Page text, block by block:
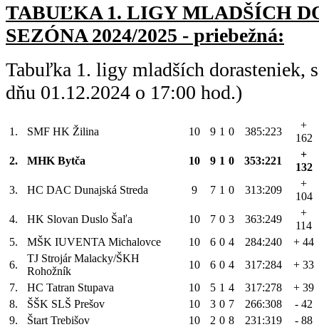
TABUĽKA 1. LIGY MLADŠÍCH
SEZÓNA 2024/2025 - priebežná:
Tabuľka 1. ligy mladších dorasteniek,
dňu 01.12.2024 o 17:00 hod.)
1. SMF HK Žilina 10 9 1 0 385:223
+
162
2.
MHK Bytča 10 9 1 0 353:221
+
132
3.
HC DAC Dunajská Streda 9 7 1 0 313:209
+
104
4.
HK Slovan Duslo Šaľa 10 7 0 3 363:249
+
114
5.
MŠK IUVENTA Michalovce 10 6 0 4 284:240
+ 44
6.
TJ Strojár Malacky/ŠKH
Rohožník
10 6 0 4 317:284
+ 33
7.
HC Tatran Stupava 10 5 1 4 317:278
+ 39
8.
ŠŠK SLŠ Prešov 10 3 0 7 266:308
- 42
9.
Štart Trebišov 10 2 0 8 231:319
- 88